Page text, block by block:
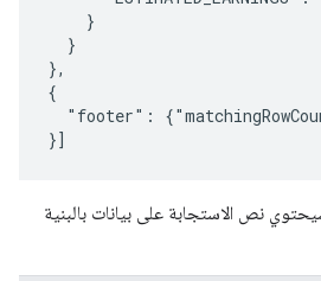
    }
  }
},
{
"footer":
نص الاستجابة على بيانات بالبنية